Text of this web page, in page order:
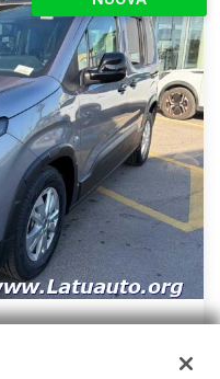
STANDARD